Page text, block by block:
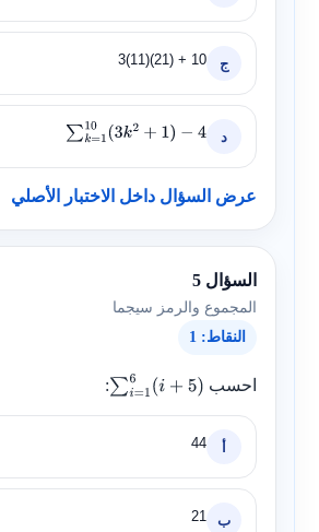
ج 3(11)(21) + 10
د ∑k=110(3k 2+1 )−4
عرض السؤال داخل الاختبار الأصلي
السؤال 5
المجموع والرمز سيجما
النقاط: 1
احسب ∑i=16(i +5 )
:
أ 44
ب 21